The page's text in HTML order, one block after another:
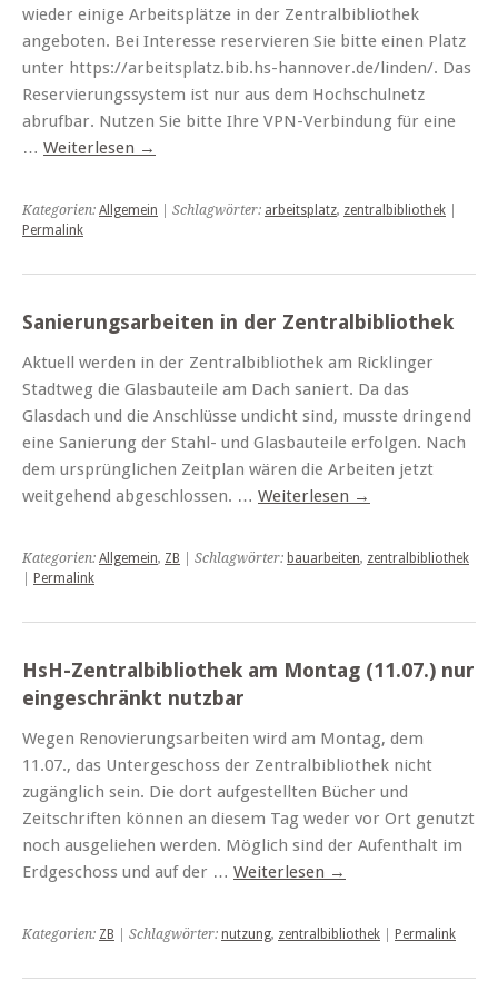
wieder einige Arbeitsplätze in der Zentralbibliothek
angeboten. Bei Interesse reservieren Sie bitte einen Platz
unter https://arbeitsplatz.bib.hs-hannover.de/linden/. Das
Reservierungssystem ist nur aus dem Hochschulnetz
abrufbar. Nutzen Sie bitte Ihre VPN-Verbindung für eine
… Weiterlesen →
Kategorien: Allgemein | Schlagwörter: arbeitsplatz, zentralbibliothek
Permalink
Sanierungsarbeiten in der Zentralbibliothek
Aktuell werden in der Zentralbibliothek am Ricklinger
Stadtweg die Glasbauteile am Dach saniert. Da das
Glasdach und die Anschlüsse undicht sind, musste dringend
eine Sanierung der Stahl- und Glasbauteile erfolgen. Nach
dem ursprünglichen Zeitplan wären die Arbeiten jetzt
weitgehend abgeschlossen. … Weiterlesen →
Kategorien: Allgemein, ZB | Schlagwörter: bauarbeiten, zentralbibliothek
Permalink
HsH-Zentralbibliothek am Montag (11.07.) nur
eingeschränkt nutzbar
Wegen Renovierungsarbeiten wird am Montag, dem
11.07., das Untergeschoss der Zentralbibliothek nicht
zugänglich sein. Die dort aufgestellten Bücher und
Zeitschriften können an diesem Tag weder vor Ort genutzt
noch ausgeliehen werden. Möglich sind der Aufenthalt im
Erdgeschoss und auf der … Weiterlesen →
Kategorien: ZB | Schlagwörter: nutzung, zentralbibliothek Permalink